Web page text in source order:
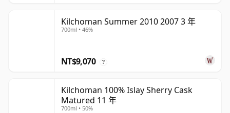
Kilchoman Summer 2010 2007 3 年
700ml • 46%
NT$9,070 ?
Kilchoman 100% Islay Sherry Cask
Matured 11 年
700ml • 50%